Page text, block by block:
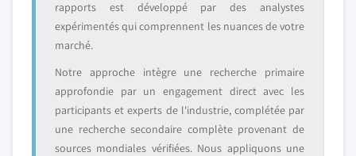
rapports est développé par des analystes
expérimentés qui comprennent les nuances de votre
marché.
Notre approche intègre une recherche primaire
approfondie par un engagement direct avec les
participants et experts de l'industrie, complétée par
une recherche secondaire complète provenant de
sources mondiales vérifiées. Nous appliquons une